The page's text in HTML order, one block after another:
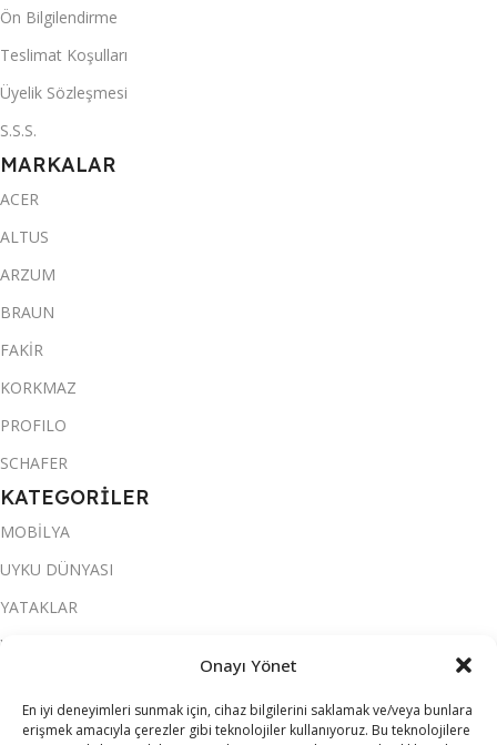
Onayı Yönet
En iyi deneyimleri sunmak için, cihaz bilgilerini saklamak ve/veya bunlara
erişmek amacıyla çerezler gibi teknolojiler kullanıyoruz. Bu teknolojilere
Ön Bilgilendirme
Teslimat Koşulları
Üyelik Sözleşmesi
S.S.S.
MARKALAR
ACER
ALTUS
ARZUM
BRAUN
FAKİR
KORKMAZ
PROFILO
SCHAFER
KATEGORİLER
MOBİLYA
UYKU DÜNYASI
YATAKLAR
YATAK ODASI
KOLTUK TAKIMI